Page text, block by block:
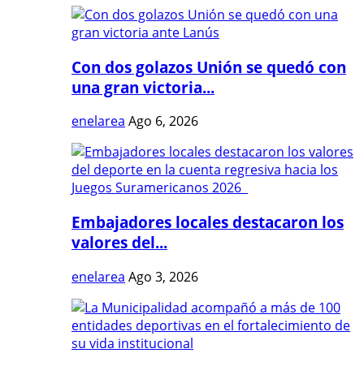
Con dos golazos Unión se quedó con
una gran victoria...
enelarea Ago 6, 2026
Embajadores locales destacaron los
valores del...
enelarea Ago 3, 2026